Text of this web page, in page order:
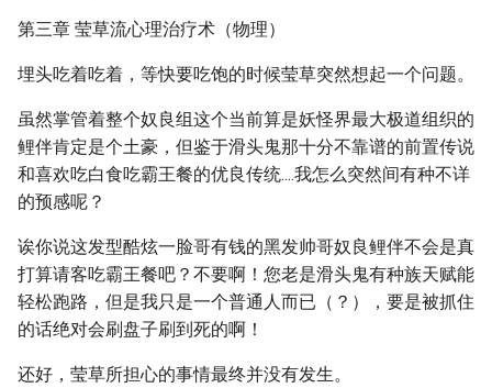
第三章 莹草流心理治疗术（物理）
埋头吃着吃着，等快要吃饱的时候莹草突然想起一个问题。
虽然掌管着整个奴良组这个当前算是妖怪界最大极道组织的
鲤伴肯定是个土豪，但鉴于滑头鬼那十分不靠谱的前置传说
和喜欢吃白食吃霸王餐的优良传统....我怎么突然间有种不详
的预感呢？
诶你说这发型酷炫一脸哥有钱的黑发帅哥奴良鲤伴不会是真
打算请客吃霸王餐吧？不要啊！您老是滑头鬼有种族天赋能
轻松跑路，但是我只是一个普通人而已（？），要是被抓住
的话绝对会刷盘子刷到死的啊！
还好，莹草所担心的事情最终并没有发生。